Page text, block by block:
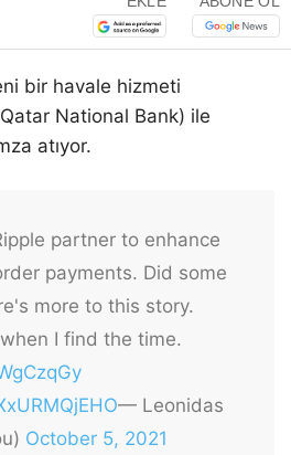
bir havale hizmeti
National Bank) ile
atıyor.
partner to enhance
payments. Did some
more to this story.
I find the time.
— Leonidas
October 5, 2021